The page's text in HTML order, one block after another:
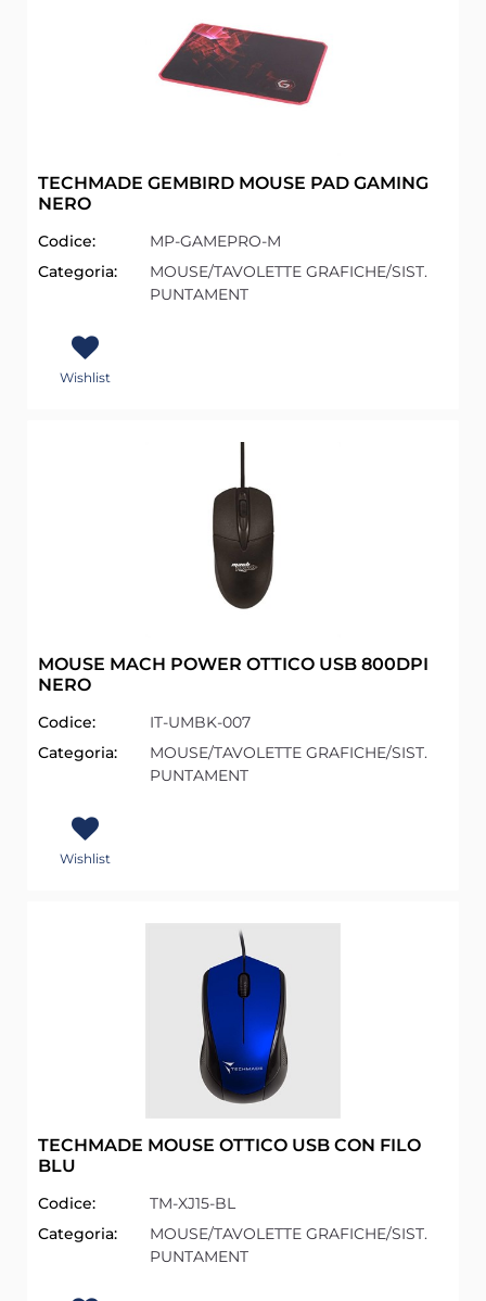
TECHMADE GEMBIRD MOUSE PAD GAMING
NERO
Codice:
MP-GAMEPRO-M
Categoria:
MOUSE/TAVOLETTE GRAFICHE/SIST.
PUNTAMENT
Wishlist
MOUSE MACH POWER OTTICO USB 800DPI
NERO
Codice:
IT-UMBK-007
Categoria:
MOUSE/TAVOLETTE GRAFICHE/SIST.
PUNTAMENT
Wishlist
TECHMADE MOUSE OTTICO USB CON FILO
BLU
Codice:
TM-XJ15-BL
Categoria:
MOUSE/TAVOLETTE GRAFICHE/SIST.
PUNTAMENT